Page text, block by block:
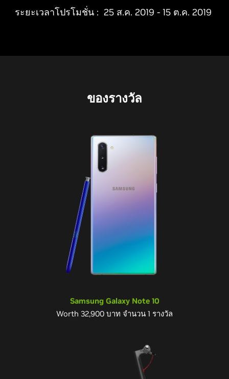
ระยะเวลาโปรโมชั่น : 25 ส.ค. 2019 - 15 ต.ค. 2019
ของรางวัล
Samsung Galaxy Note 10
Worth 32,900 บาท จำนวน 1 รางวัล